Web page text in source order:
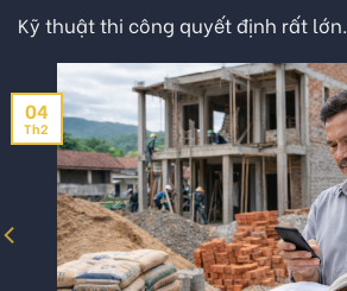
Kỹ thuật thi công quyết định rất lớn.
04
Th2